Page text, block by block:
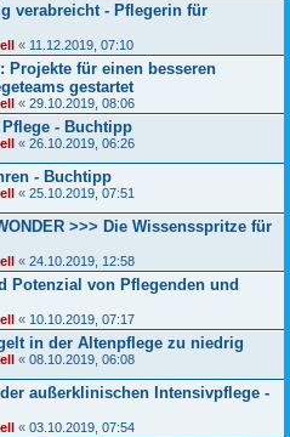
verabreicht - Pflegerin für
« 11.12.2019, 07:10
Projekte für einen besseren
gestartet
« 29.10.2019, 08:06
- Buchtipp
« 26.10.2019, 06:26
- Buchtipp
« 25.10.2019, 07:51
>>> Die Wissensspritze für
« 24.10.2019, 12:58
Potenzial von Pflegenden und
« 10.10.2019, 07:17
in der Altenpflege zu niedrig
« 08.10.2019, 06:08
außerklinischen Intensivpflege -
« 03.10.2019, 07:54